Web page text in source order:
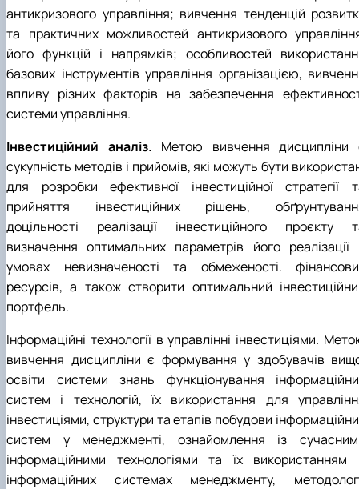
антикризового управління; вивчення тенденцій
та практичних можливостей антикризового
його функцій і напрямків; особливостей
базових інструментів управління організацією,
впливу різних факторів на забезпечення
системи управління.
Інвестиційний аналіз. Метою вивчення дисципліни
сукупність методів і прийомів, які можуть бути
для розробки ефективної інвестиційної стратегії
прийняття інвестиційних рішень,
доцільності реалізації інвестиційного проєкту
визначення оптимальних параметрів його реалізації
умовах невизначеності та обмеженості.
ресурсів, а також створити оптимальний
портфель.
Інформаційні технології в управлінні інвестиціями.
вивчення дисципліни є формування у здобувачів
освіти системи знань функціонування
систем і технологій, їх використання для
інвестиціями, структури та етапів побудови
систем у менеджменті, ознайомлення із
інформаційними технологіями та їх використанням
інформаційних системах менеджменту,